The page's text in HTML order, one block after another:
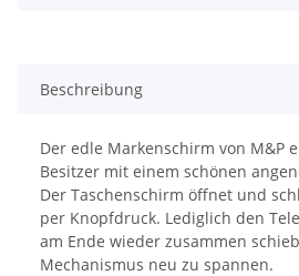
Beschreibung
Der edle Markenschirm von M&P
Besitzer mit einem schönen
Der Taschenschirm öffnet und
per Knopfdruck. Lediglich den
am Ende wieder zusammen
Mechanismus neu zu spannen.